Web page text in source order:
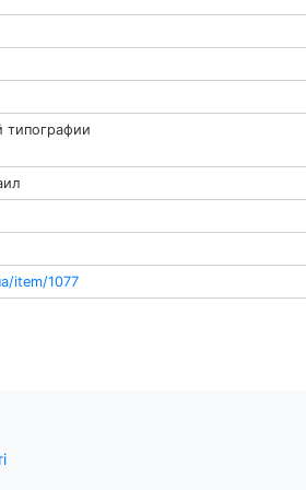
типографии
item/1077